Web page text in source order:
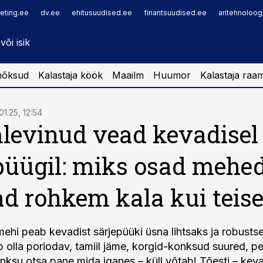
dv.ee ehitusuudised.ee finantsuudised.ee
Kalastaja köök Maailm Huumor Kalastaja
12:54
vead kevadisel
miks osad
rohkem kala kui
peab kevadist särjepüüki üsna lihtsaks ja
olla poriodav, tamiil jäme, korgid-konksud suured,